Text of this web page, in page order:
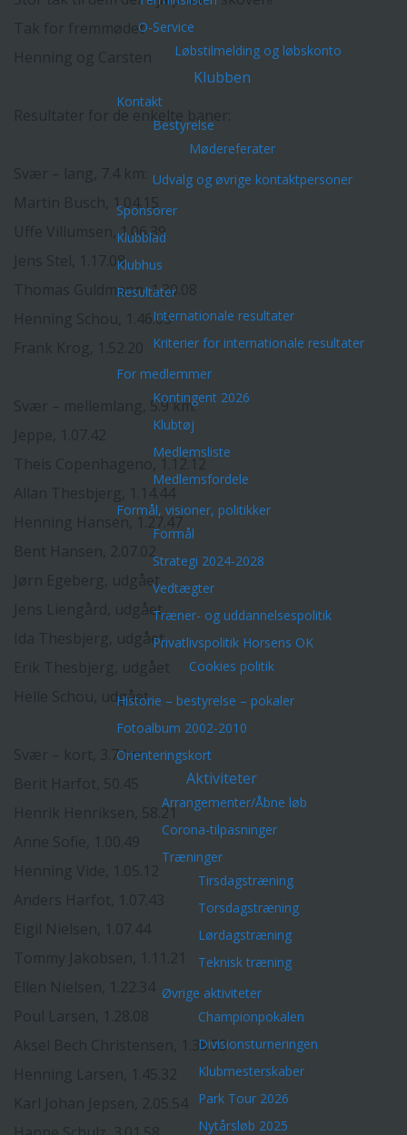
O-Service
Løbstilmelding og løbskonto
Klubben
Kontakt
Bestyrelse
Mødereferater
Udvalg og øvrige kontaktpersoner
Sponsorer
Klubblad
Klubhus
Resultater
Internationale resultater
Kriterier for internationale resultater
For medlemmer
Kontingent 2026
Klubtøj
Medlemsliste
Medlemsfordele
Formål, visioner, politikker
Formål
Strategi 2024-2028
Vedtægter
Træner- og uddannelsespolitik
Privatlivspolitik Horsens OK
Cookies politik
Historie – bestyrelse – pokaler
Fotoalbum 2002-2010
Orienteringskort
Aktiviteter
Arrangementer/Åbne løb
Corona-tilpasninger
Træninger
Tirsdagstræning
Torsdagstræning
Lørdagstræning
Teknisk træning
Øvrige aktiviteter
Championpokalen
Divisionsturneringen
Klubmesterskaber
Park Tour 2026
Nytårsløb 2025
Tak for fremmødet
Resultater for de enkelte baner:
Martin Busch, 1.04.15
Uffe Villumsen, 1.06.39
Jens Stel, 1.17.08
Thomas Guldmann, 1.30.08
Henning Schou, 1.46.03
Svær – mellemlang, 5.9 km:
Henning Hansen, 1.27.47
Jørn Egeberg, udgået
Jens Liengård, udgået
Ida Thesbjerg, udgået
Helle Schou, udgået
Svær – kort, 3.7 km:
Henrik Henriksen, 58.21
Aksel Bech Christensen, 1.38.53